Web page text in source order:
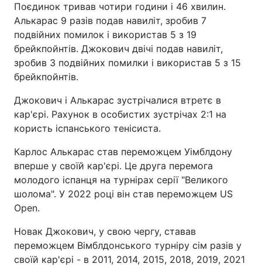
Поєдинок тривав чотири години і 46 хвилин.
Алькарас 9 разів подав навиліт, зробив 7
подвійних помилок і використав 5 з 19
брейкпойнтів. Джокович двічі подав навиліт,
зробив 3 подвійних помилки і використав 5 з 15
брейкпойнтів.
Джокович і Алькарас зустрічалися втретє в
кар'єрі. Рахунок в особистих зустрічах 2:1 на
користь іспанського тенісиста.
Карлос Алькарас став переможцем Уімблдону
вперше у своїй кар'єрі. Це друга перемога
молодого іспанця на турнірах серії "Великого
шолома". У 2022 році він став переможцем US
Open.
Новак Джокович, у свою чергу, ставав
переможцем Вімблдонського турніру сім разів у
своїй кар'єрі - в 2011, 2014, 2015, 2018, 2019, 2021